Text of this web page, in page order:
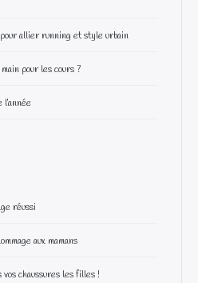
allier running et style urbain
pour les cours ?
réussi
aux mamans
chaussures les filles !